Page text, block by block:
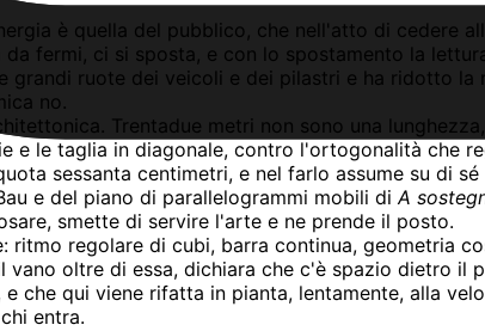
è quella del pubblico, che nell'atto di cedere
fermi, ci si sposta, e con lo spostamento la
grandi ruote dei veicoli e dei pilastri e ha ridotto
no.
Trentadue metri non sono una
e le taglia in diagonale, contro l'ortogonalità che
sessanta centimetri, e nel farlo assume su di
e del piano di parallelogrammi mobili diA
smette di servire l'arte e ne prende il posto.
ritmo regolare di cubi, barra continua, geometria
oltre di essa, dichiara che c'è spazio dietro
che qui viene rifatta in pianta, lentamente, alla
entra.